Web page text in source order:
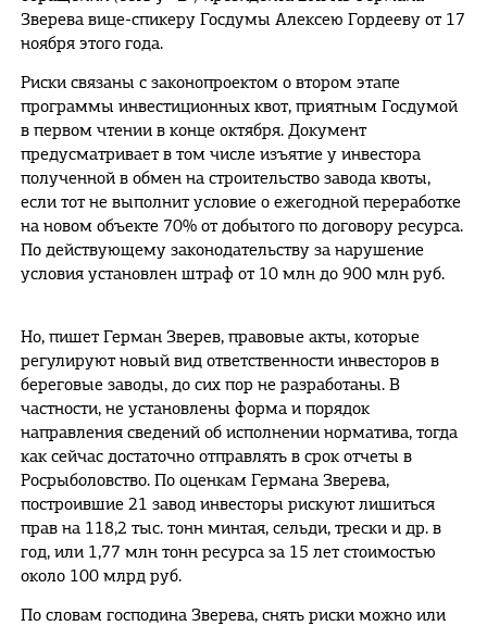
Зверева вице-спикеру Госдумы Алексею Гордееву от 17
ноября этого года.
Риски связаны с законопроектом о втором этапе
программы инвестиционных квот, приятным Госдумой
в первом чтении в конце октября. Документ
предусматривает в том числе изъятие у инвестора
полученной в обмен на строительство завода квоты,
если тот не выполнит условие о ежегодной переработке
на новом объекте 70% от добытого по договору ресурса.
По действующему законодательству за нарушение
условия установлен штраф от 10 млн до 900 млн руб.
Но, пишет Герман Зверев, правовые акты, которые
регулируют новый вид ответственности инвесторов в
береговые заводы, до сих пор не разработаны. В
частности, не установлены форма и порядок
направления сведений об исполнении норматива, тогда
как сейчас достаточно отправлять в срок отчеты в
Росрыболовство. По оценкам Германа Зверева,
построившие 21 завод инвесторы рискуют лишиться
прав на 118,2 тыс. тонн минтая, сельди, трески и др. в
год, или 1,77 млн тонн ресурса за 15 лет стоимостью
около 100 млрд руб.
По словам господина Зверева, снять риски можно или